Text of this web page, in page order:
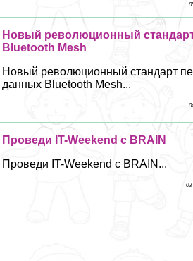
Новый революционный
Bluetooth Mesh
Новый революционный стандарт
данных Bluetooth Mesh...
Проведи IT-Weekend с BRAIN
Проведи IT-Weekend с BRAIN...
03